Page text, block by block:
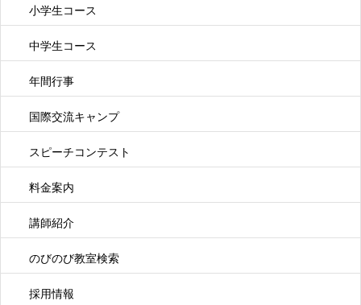
小学生コース
中学生コース
年間行事
国際交流キャンプ
スピーチコンテスト
料金案内
講師紹介
のびのび教室検索
採用情報